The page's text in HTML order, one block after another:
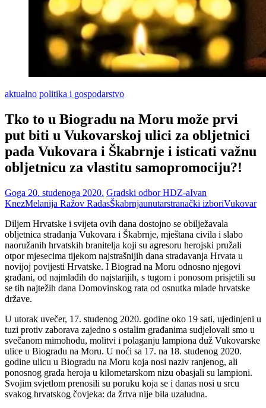
aktualno politika i gospodarstvo
Tko to u Biogradu na Moru može prvi
put biti u Vukovarskoj ulici za obljetnici
pada Vukovara i Škabrnje i isticati važnu
obljetnicu za vlastitu samopromociju?!
Goga 20. studenoga 2020. Gradski odbor HDZ-aIvan
KnezMelanija Ražov RadasŠkabrnjaunutarstranački izboriVukovar
Diljem Hrvatske i svijeta ovih dana dostojno se obilježavala
obljetnica stradanja Vukovara i Škabrnje, mještana civila i slabo
naoružanih hrvatskih branitelja koji su agresoru herojski pružali
otpor mjesecima tijekom najstrašnijih dana stradavanja Hrvata u
novijoj povijesti Hrvatske. I Biograd na Moru odnosno njegovi
građani, od najmlađih do najstarijih, s tugom i ponosom prisjetili su
se tih najtežih dana Domovinskog rata od osnutka mlade hrvatske
države.
U utorak uvečer, 17. studenog 2020. godine oko 19 sati, ujedinjeni u
tuzi protiv zaborava zajedno s ostalim građanima sudjelovali smo u
svečanom mimohodu, molitvi i polaganju lampiona duž Vukovarske
ulice u Biogradu na Moru. U noći sa 17. na 18. studenog 2020.
godine ulicu u Biogradu na Moru koja nosi naziv ranjenog, ali
ponosnog grada heroja u kilometarskom nizu obasjali su lampioni.
Svojim svjetlom prenosili su poruku koja se i danas nosi u srcu
svakog hrvatskog čovjeka: da žrtva nije bila uzaludna.